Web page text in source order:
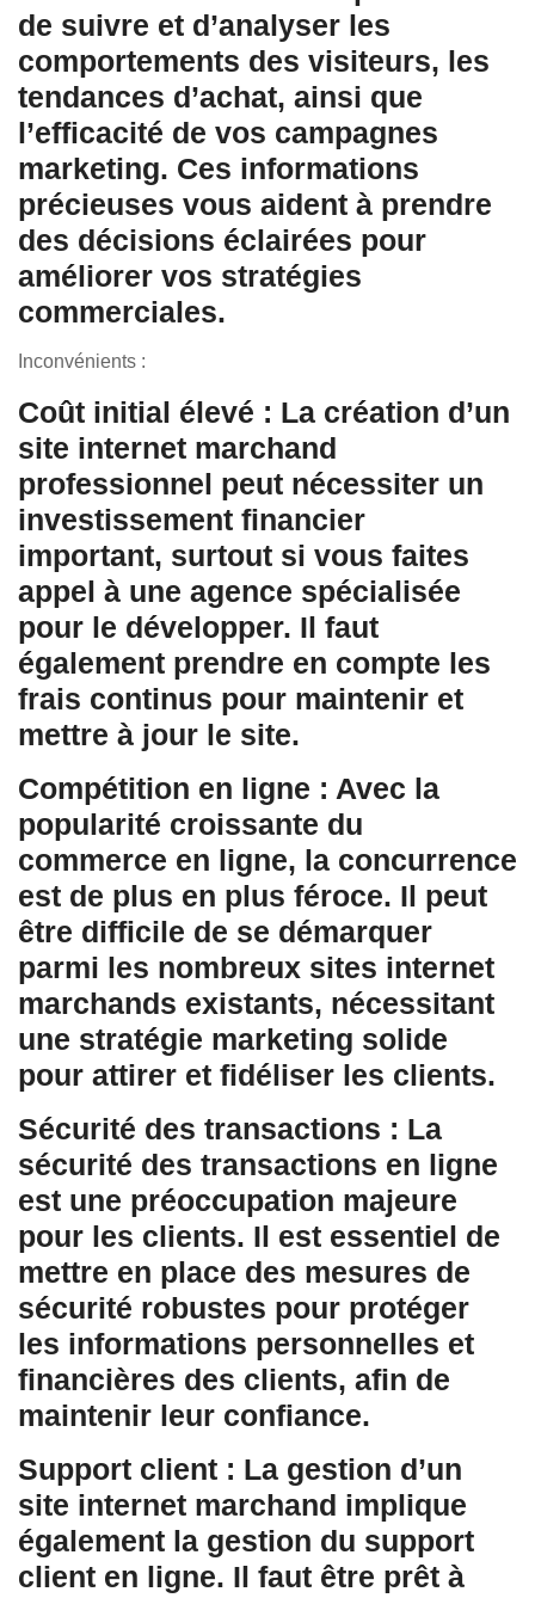
de suivre et d’analyser les
comportements des visiteurs, les
tendances d’achat, ainsi que
l’efficacité de vos campagnes
marketing. Ces informations
précieuses vous aident à prendre
des décisions éclairées pour
améliorer vos stratégies
commerciales.
Inconvénients :
Coût initial élevé : La création d’un
site internet marchand
professionnel peut nécessiter un
investissement financier
important, surtout si vous faites
appel à une agence spécialisée
pour le développer. Il faut
également prendre en compte les
frais continus pour maintenir et
mettre à jour le site.
Compétition en ligne : Avec la
popularité croissante du
commerce en ligne, la concurrence
est de plus en plus féroce. Il peut
être difficile de se démarquer
parmi les nombreux sites internet
marchands existants, nécessitant
une stratégie marketing solide
pour attirer et fidéliser les clients.
Sécurité des transactions : La
sécurité des transactions en ligne
est une préoccupation majeure
pour les clients. Il est essentiel de
mettre en place des mesures de
sécurité robustes pour protéger
les informations personnelles et
financières des clients, afin de
maintenir leur confiance.
Support client : La gestion d’un
site internet marchand implique
également la gestion du support
client en ligne. Il faut être prêt à